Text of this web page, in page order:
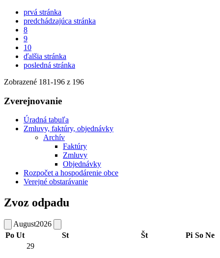
prvá stránka
predchádzajúca stránka
8
9
10
ďalšia stránka
posledná stránka
Zobrazené 181-196 z 196
Zverejnovanie
Úradná tabuľa
Zmluvy, faktúry, objednávky
Archív
Faktúry
Zmluvy
Objednávky
Rozpočet a hospodárenie obce
Verejné obstarávanie
Zvoz odpadu
August2026
Po Ut St Št Pi So Ne
29